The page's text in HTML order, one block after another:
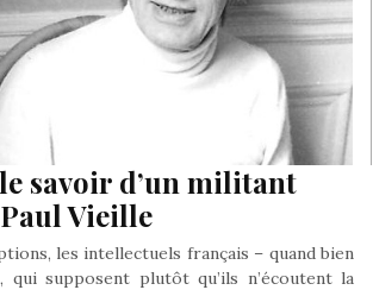
savoir d’un militant
Vieille
les intellectuels français – quand bien
qui supposent plutôt qu’ils n’écoutent la